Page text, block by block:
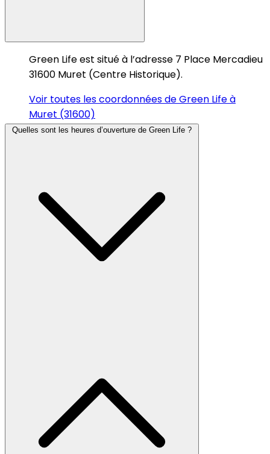
Green Life est situé à l’adresse 7 Place Mercadieu
31600 Muret (Centre Historique).
Voir toutes les coordonnées de Green Life à
Muret (31600)
Quelles sont les heures d’ouverture de Green Life ?